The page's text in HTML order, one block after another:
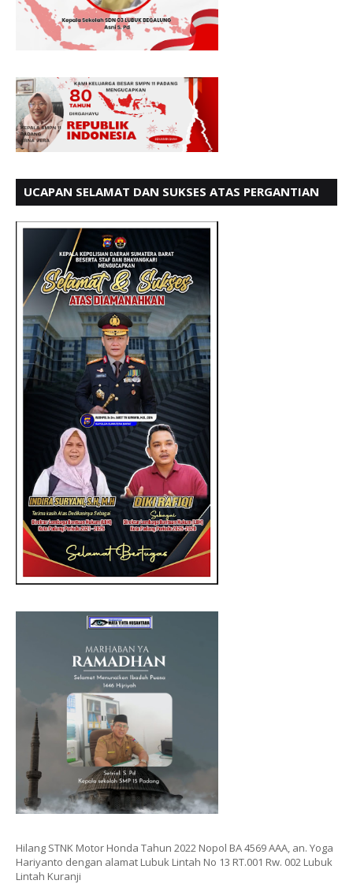
UCAPAN SELAMAT DAN SUKSES ATAS PERGANTIAN
Hilang STNK Motor Honda Tahun 2022 Nopol BA 4569 AAA, an. Yoga
Hariyanto dengan alamat Lubuk Lintah No 13 RT.001 Rw. 002 Lubuk
Lintah Kuranji